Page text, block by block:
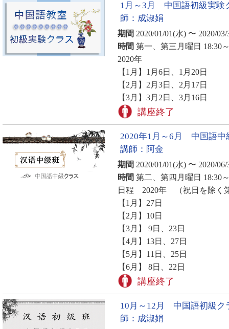
1月～3月 中国語初級実
師：成淑娟
期間 2020/01/01(水) 〜 2020/
時間 第一、第三月曜日 18:30
2020年
【1月】1月6日、1月20日
【2月】2月3日、2月17日
【3月】3月2日、3月16日
講座終了
2020年1月～6月 中国語
講師：阿金
期間 2020/01/01(水) 〜 2020/
時間 第二、第四月曜日 18:30
日程 2020年 （祝日を除く
【1月】27日
【2月】10日
【3月】 9日、23日
【4月】13日、27日
【5月】11日、25日
【6月】 8日、22日
講座終了
10月～12月 中国語初級
師：成淑娟